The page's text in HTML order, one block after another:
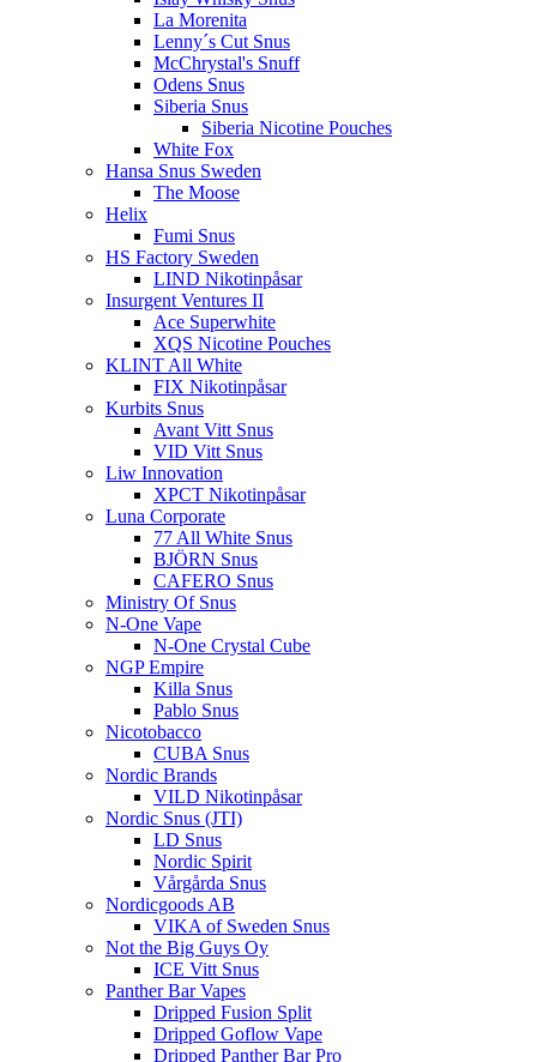
La Morenita
Lenny´s Cut Snus
McChrystal's Snuff
Odens Snus
Siberia Snus
Siberia Nicotine Pouches
White Fox
Hansa Snus Sweden
The Moose
Helix
Fumi Snus
HS Factory Sweden
LIND Nikotinpåsar
Insurgent Ventures II
Ace Superwhite
XQS Nicotine Pouches
KLINT All White
FIX Nikotinpåsar
Kurbits Snus
Avant Vitt Snus
VID Vitt Snus
Liw Innovation
XPCT Nikotinpåsar
Luna Corporate
77 All White Snus
BJÖRN Snus
CAFERO Snus
Ministry Of Snus
N-One Vape
N-One Crystal Cube
NGP Empire
Killa Snus
Pablo Snus
Nicotobacco
CUBA Snus
Nordic Brands
VILD Nikotinpåsar
Nordic Snus (JTI)
LD Snus
Nordic Spirit
Vårgårda Snus
Nordicgoods AB
VIKA of Sweden Snus
Not the Big Guys Oy
ICE Vitt Snus
Panther Bar Vapes
Dripped Fusion Split
Dripped Goflow Vape
Dripped Panther Bar Pro